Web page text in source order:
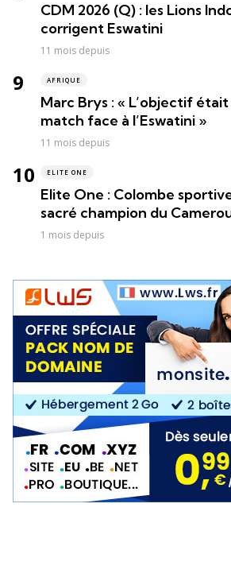
CDM 2026 (Q) : les Lions
corrigent Eswatini
11 mois depuis
AFRIQUE
Marc Brys : « L’objectif
match face à l’Eswatini »
11 mois depuis
ELITE ONE
Elite One : Colombe
sacré champion du
1 mois depuis